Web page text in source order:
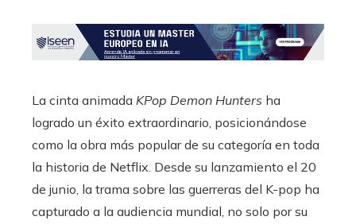
La cinta animada KPop Demon Hunters ha
logrado un éxito extraordinario, posicionándose
como la obra más popular de su categoría en toda
la historia de Netflix. Desde su lanzamiento el 20
de junio, la trama sobre las guerreras del K-pop ha
capturado a la audiencia mundial, no solo por su